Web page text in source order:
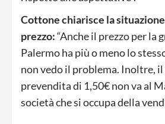
Cottone chiarisce la
prezzo:“Anche il prezzo per la
Palermo ha più o meno lo
non vedo il problema. Inoltre, il
prevendita di 1,50€ non va al
società che si occupa della